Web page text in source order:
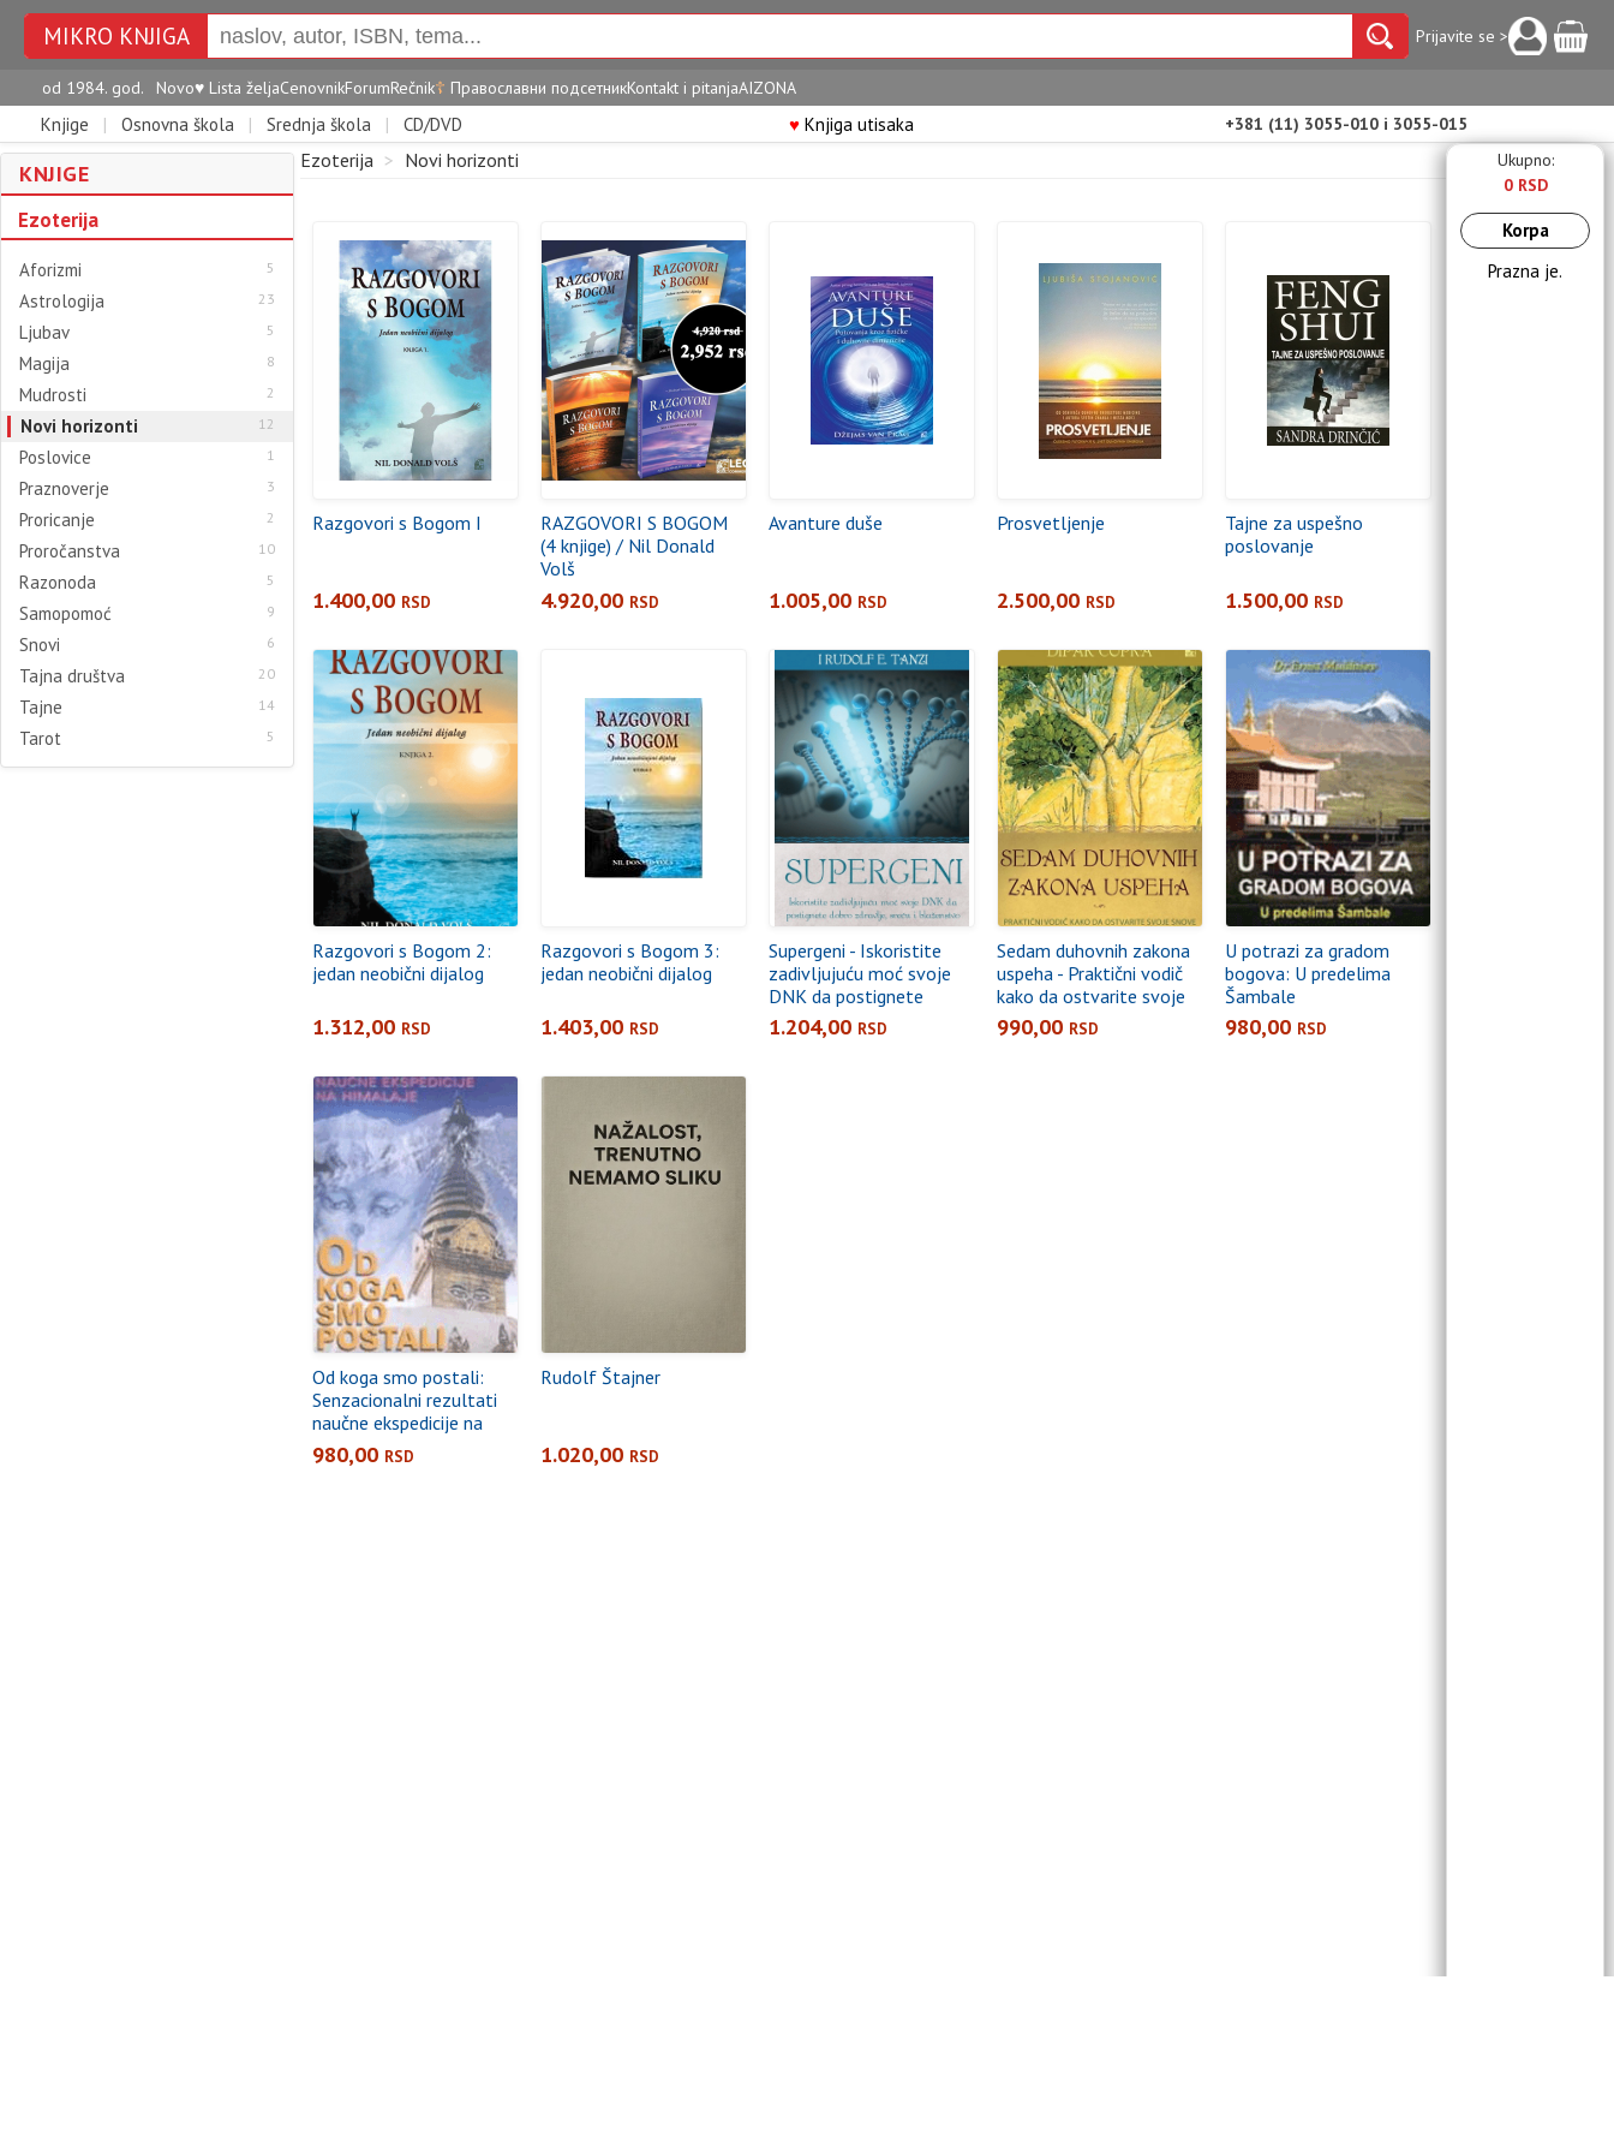
MIKRO KNJIGA Prijavite se >
od 1984. god. Novo♥ Lista željaCenovnikForumRečnik☦ Православни подсетникKontakt i pitanjaAIZONA
Knjige | Osnovna škola | Srednja škola | CD/DVD ♥Knjiga utisaka +381 (11) 3055-010 i 3055-015
KNJIGE
Ezoterija
Aforizmi 5
Astrologija 23
Ljubav 5
Magija 8
Mudrosti 2
Novi horizonti 12
Poslovice 1
Praznoverje 3
Proricanje 2
Proročanstva 10
Razonoda 5
Samopomoć 9
Snovi 6
Tajna društva 20
Tajne 14
Tarot 5
Ezoterija > Novi horizonti
Razgovori s Bogom I
1.400,00 RSD
RAZGOVORI S BOGOM
(4 knjige) / Nil Donald
Volš
4.920,00 RSD
Avanture duše
1.005,00 RSD
Prosvetljenje
2.500,00 RSD
Tajne za uspešno
poslovanje
1.500,00 RSD
Razgovori s Bogom 2:
jedan neobični dijalog
1.312,00 RSD
Razgovori s Bogom 3:
jedan neobični dijalog
1.403,00 RSD
Supergeni - Iskoristite
zadivljujuću moć svoje
DNK da postignete
dobro zdravlje, sreću i
blaženstvo
1.204,00 RSD
Sedam duhovnih zakona
uspeha - Praktični vodič
kako da ostvarite svoje
snove
990,00 RSD
U potrazi za gradom
bogova: U predelima
Šambale
980,00 RSD
Od koga smo postali:
Senzacionalni rezultati
naučne ekspedicije na
Himalaje
980,00 RSD
Rudolf Štajner
1.020,00 RSD
Ukupno:
0 RSD
Korpa
Prazna je.